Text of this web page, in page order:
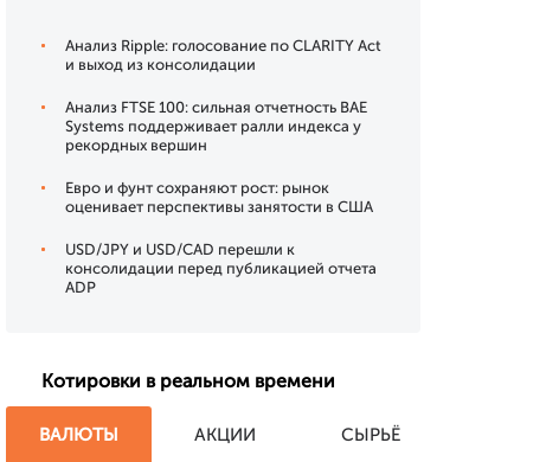
Анализ Ripple: голосование по CLARITY Act
и выход из консолидации
Анализ FTSE 100: сильная отчетность BAE
Systems поддерживает ралли индекса у
рекордных вершин
Евро и фунт сохраняют рост: рынок
оценивает перспективы занятости в США
USD/JPY и USD/CAD перешли к
консолидации перед публикацией отчета
ADP
Котировки в реальном времени
ВАЛЮТЫ АКЦИИ СЫРЬЁ